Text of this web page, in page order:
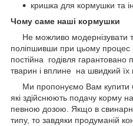
кришка для кормушки та
Чому саме наші кормушки
Не можливо модернізувати
поліпшивши при цьому процес
постійна годівля
тварин і вплине на швидкий їх
Ми пропонуємо Вам купити
які здійснюють подачу корму
певною дозою. Якщо в
типу, то завдяки продуманій